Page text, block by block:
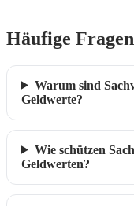
Häufige Fragen
Warum sind
Geldwerte?
Wie schützen
Geldwerten?